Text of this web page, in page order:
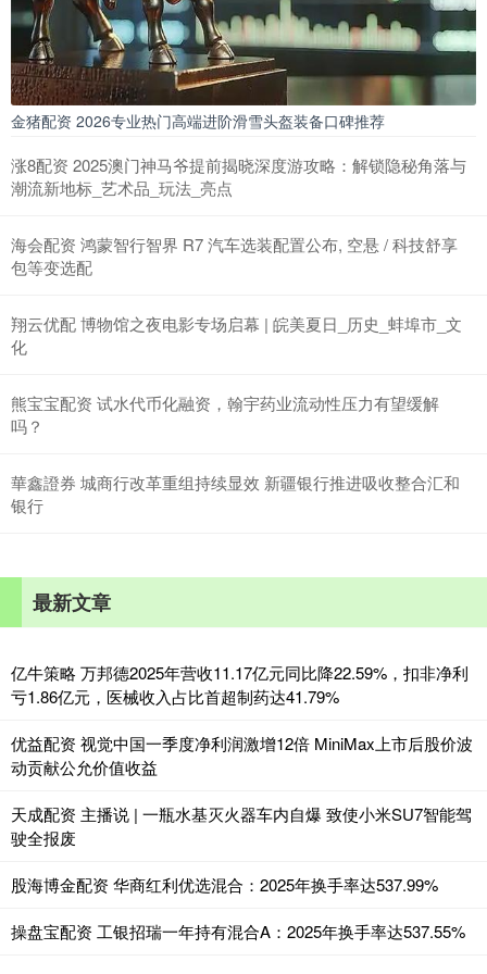
金猪配资 2026专业热门高端进阶滑雪头盔装备口碑推荐
涨8配资 2025澳门神马爷提前揭晓深度游攻略：解锁隐秘角落与
潮流新地标_艺术品_玩法_亮点
海会配资 鸿蒙智行智界 R7 汽车选装配置公布, 空悬 / 科技舒享
包等变选配
翔云优配 博物馆之夜电影专场启幕 | 皖美夏日_历史_蚌埠市_文
化
熊宝宝配资 试水代币化融资，翰宇药业流动性压力有望缓解
吗？
華鑫證券 城商行改革重组持续显效 新疆银行推进吸收整合汇和
银行
最新文章
亿牛策略 万邦德2025年营收11.17亿元同比降22.59%，扣非净利
亏1.86亿元，医械收入占比首超制药达41.79%
优益配资 视觉中国一季度净利润激增12倍 MiniMax上市后股价波
动贡献公允价值收益
天成配资 主播说 | 一瓶水基灭火器车内自爆 致使小米SU7智能驾
驶全报废
股海博金配资 华商红利优选混合：2025年换手率达537.99%
操盘宝配资 工银招瑞一年持有混合A：2025年换手率达537.55%